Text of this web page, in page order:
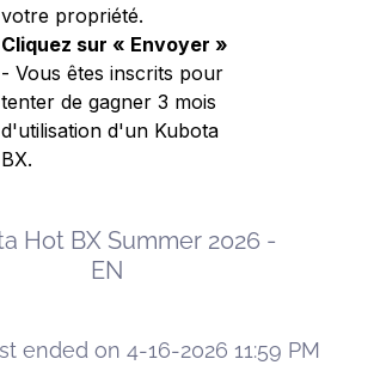
votre propriété.
Cliquez sur « Envoyer »
- Vous êtes inscrits pour
tenter de gagner 3 mois
d'utilisation d'un Kubota
BX.